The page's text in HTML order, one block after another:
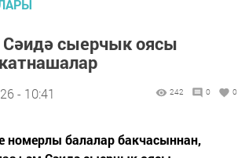
сыерчык оясы
- 10:41 242 0 0
номерлы балалар бакчасыннан,